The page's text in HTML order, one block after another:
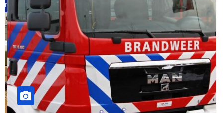
word vrijwilliger (1)
refreshed webdesign putten